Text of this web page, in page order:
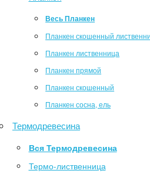
Весь Планкен
Планкен скошенный
Планкен лиственница
Планкен прямой
Планкен скошенный
Планкен сосна, ель
Термодревесина
Вся Термодревесина
Термо-лиственница